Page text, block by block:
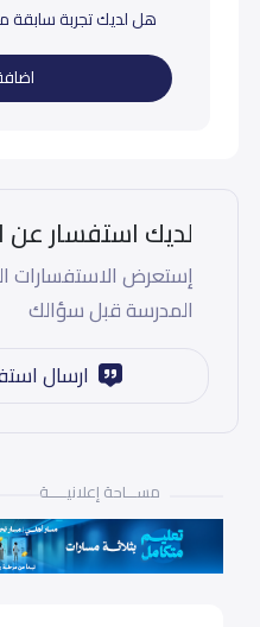
هل لديك تجربة سابقة
لديك استفسار عن
إستعرض الاستفسارات
المدرسة قبل سؤالك
ارسال
مســـاحة إعلانيـــــة